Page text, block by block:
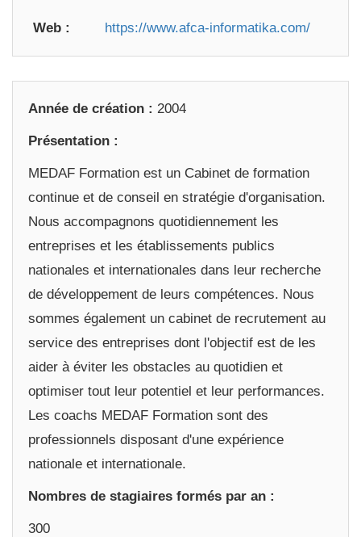
Web : https://www.afca-informatika.com/
Année de création : 2004
Présentation :
MEDAF Formation est un Cabinet de formation
continue et de conseil en stratégie d'organisation.
Nous accompagnons quotidiennement les
entreprises et les établissements publics
nationales et internationales dans leur recherche
de développement de leurs compétences. Nous
sommes également un cabinet de recrutement au
service des entreprises dont l'objectif est de les
aider à éviter les obstacles au quotidien et
optimiser tout leur potentiel et leur performances.
Les coachs MEDAF Formation sont des
professionnels disposant d'une expérience
nationale et internationale.
Nombres de stagiaires formés par an :
300